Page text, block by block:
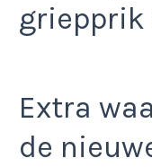
griepprik
Extra
de